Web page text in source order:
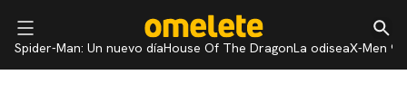
Spider-Man: Un nuevo díaHouse Of The DragonLa odiseaX-Men 97